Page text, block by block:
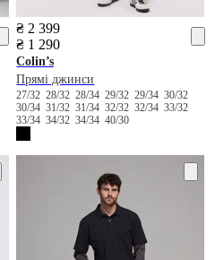
₴ 2 399
₴ 1 290
Colin’s
Прямі джинси
27/3228/3228/3429/3229/3430/32
30/3431/3231/3432/3232/3433/32
33/3434/3234/3440/30